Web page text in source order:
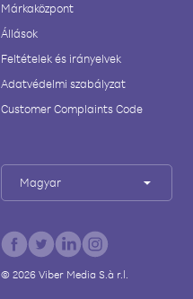
Márkaközpont
Állások
Feltételek és irányelvek
Adatvédelmi szabályzat
Customer Complaints Code
Magyar
© 2026Viber Media S.à r.l.